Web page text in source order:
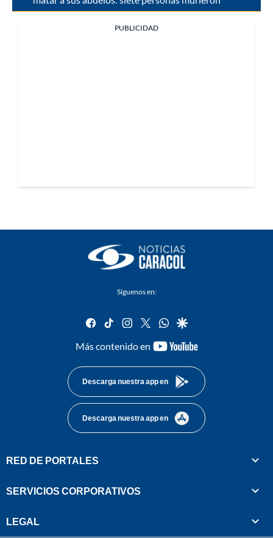
PUBLICIDAD
Síguenos en:
facebook
tiktok instagram
twitterwhatsapp
google
Más contenido en
youtube-
Descarga nuestra app en
Descarga nuestra app en
RED DE PORTALES
SERVICIOS CORPORATIVOS
LEGAL